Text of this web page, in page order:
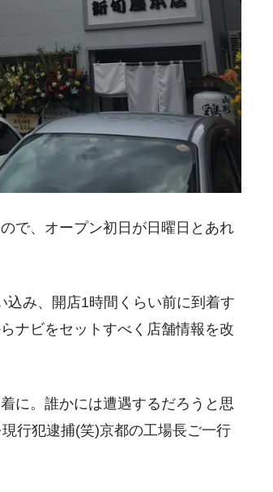
で、オープン初日が日曜日とあれ
み、開店1時間くらい前に到着す
ナビをセットすべく店舗情報を改
に。誰かには遭遇するだろうと思
行犯逮捕(笑)京都の工場長ご一行